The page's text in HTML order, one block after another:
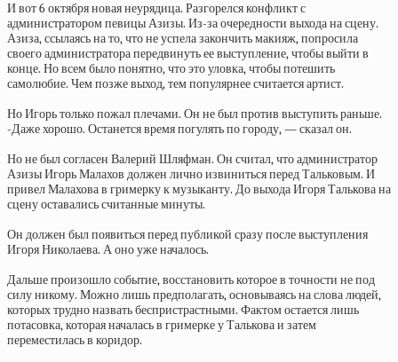
И вот 6 октября новая неурядица. Разгорелся конфликт с
администратором певицы Азизы. Из-за очередности выхода на сцену.
Азиза, ссылаясь на то, что не успела закончить макияж, попросила
своего администратора передвинуть ее выступление, чтобы выйти в
конце. Но всем было понятно, что это уловка, чтобы потешить
самолюбие. Чем позже выход, тем популярнее считается артист.
Но Игорь только пожал плечами. Он не был против выступить раньше.
-Даже хорошо. Останется время погулять по городу, — сказал он.
Но не был согласен Валерий Шляфман. Он считал, что администратор
Азизы Игорь Малахов должен лично извиниться перед Тальковым. И
привел Малахова в гримерку к музыканту. До выхода Игоря Талькова на
сцену оставались считанные минуты.
Он должен был появиться перед публикой сразу после выступления
Игоря Николаева. А оно уже началось.
Дальше произошло событие, восстановить которое в точности не под
силу никому. Можно лишь предполагать, основываясь на слова людей,
которых трудно назвать беспристрастными. Фактом остается лишь
потасовка, которая началась в гримерке у Талькова и затем
переместилась в коридор.